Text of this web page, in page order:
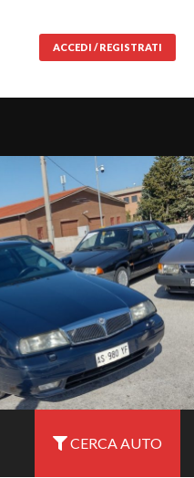
ACCEDI / REGISTRATI
CERCA AUTO